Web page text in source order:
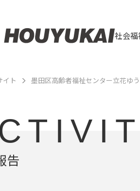
社会
イト 墨田区高齢者福祉センター立花ゆ
告